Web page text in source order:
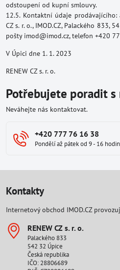
odstoupení od kupní smlouvy.
12.5. Kontaktní údaje prodávajícího:
CZ s. r. o., IMOD.CZ, Palackého 833,
pošty imod@imod.cz, telefon +420
V Úpici dne 1. 1. 2023
RENEW CZ s. r. o.
Potřebujete poradit s
Neváhejte nás kontaktovat.
+420 777 76 16 38
Pondělí až pátek od 9 - 16
Kontakty
Internetový obchod IMOD.CZ
RENEW CZ s​. r​. o​.
Palackého 833
542 32 Úpice
Česká republika
IČO: 28806689